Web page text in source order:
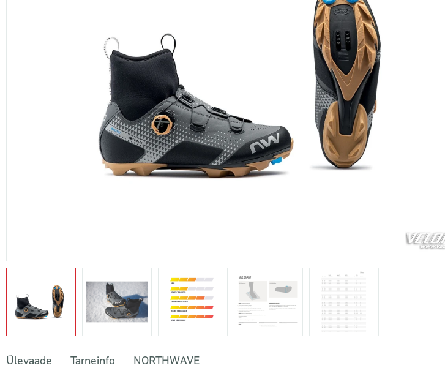
Ülevaade Tarneinfo NORTHWAVE